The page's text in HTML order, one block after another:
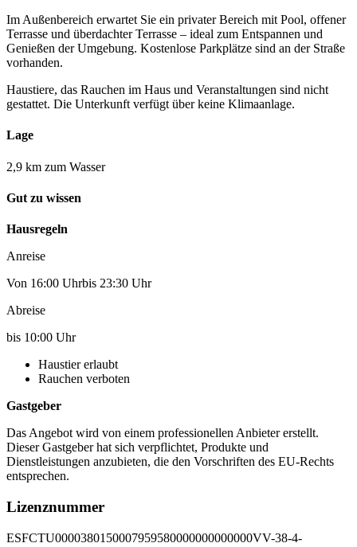
Im Außenbereich erwartet Sie ein privater Bereich mit Pool, offener
Terrasse und überdachter Terrasse – ideal zum Entspannen und
Genießen der Umgebung. Kostenlose Parkplätze sind an der Straße
vorhanden.
Haustiere, das Rauchen im Haus und Veranstaltungen sind nicht
gestattet. Die Unterkunft verfügt über keine Klimaanlage.
Lage
2,9 km zum Wasser
Gut zu wissen
Hausregeln
Anreise
Von 16:00 Uhrbis 23:30 Uhr
Abreise
bis 10:00 Uhr
Haustier erlaubt
Rauchen verboten
Gastgeber
Das Angebot wird von einem professionellen Anbieter erstellt.
Dieser Gastgeber hat sich verpflichtet, Produkte und
Dienstleistungen anzubieten, die den Vorschriften des EU-Rechts
entsprechen.
Lizenznummer
ESFCTU0000380150007959580000000000000VV-38-4-